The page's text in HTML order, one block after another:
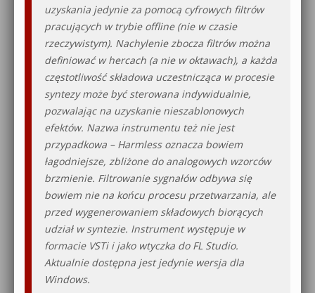
uzyskania jedynie za pomocą cyfrowych filtrów
pracujących w trybie offline (nie w czasie
rzeczywistym). Nachylenie zbocza filtrów można
definiować w hercach (a nie w oktawach), a każda
częstotliwość składowa uczestnicząca w procesie
syntezy może być sterowana indywidualnie,
pozwalając na uzyskanie nieszablonowych
efektów. Nazwa instrumentu też nie jest
przypadkowa – Harmless oznacza bowiem
łagodniejsze, zbliżone do analogowych wzorców
brzmienie. Filtrowanie sygnałów odbywa się
bowiem nie na końcu procesu przetwarzania, ale
przed wygenerowaniem składowych biorących
udział w syntezie. Instrument występuje w
formacie VSTi i jako wtyczka do FL Studio.
Aktualnie dostępna jest jedynie wersja dla
Windows.